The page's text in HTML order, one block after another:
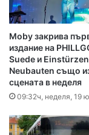
Moby закрива
издание на
Suede и
Neubauten също
сцената в неделя
09:32ч, неделя, 19